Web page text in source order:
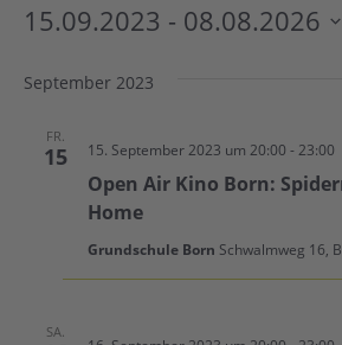
15.09.2023 - 08.08.2026
wählen.
September 2023
FR.
15
Open Air Kino Born:
Home
15. September 2023 um 20:00 -23:00
Grundschule Born Schwalmweg 16,
SA.